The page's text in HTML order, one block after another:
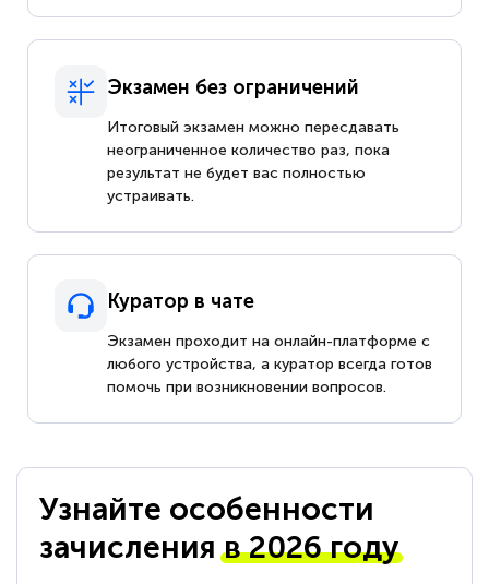
Экзамен без ограничений
Итоговый экзамен можно пересдавать
неограниченное количество раз, пока
результат не будет вас полностью
устраивать.
Куратор в чате
Экзамен проходит на онлайн-платформе с
любого устройства, а куратор всегда готов
помочь при возникновении вопросов.
Узнайте особенности
зачисленияв 2026 году